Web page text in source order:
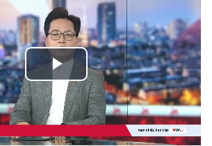
Play
Video